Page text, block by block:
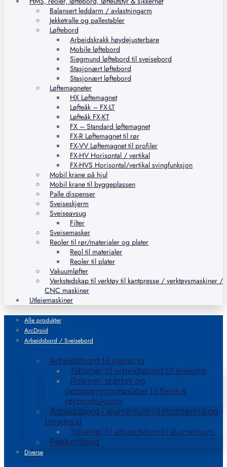
Balansert leddarm / avlastningarm
Jekketralle og pallestabler
Løftebord
Arbeidskrakk høydejusterbare
Mobile løftebord
Siegmund løftebord til sveisebord
Stasjonært løftebord
Stasjonært løftebord
Løftemagneter
HX Løftemagnet
Løfteåk – FX-LT
Løfteåk FX-KT
FX – Standard løftemagnet
FX-R Løftemagnet til rør
FX-VV Løftemagnet til profiler
FX-HV Horisontal / vertikal
FX-HVS Horisontal/vertikal svingfunksjon
Mobil krane på hjul
Mobil krane til byggeplassen
Palle dispenser
Sveiseskjerm
Sveiseavsug
Filter
Sveisemasker
Reoler til rør/materialer og plater
Reol til materialer
Reoler til plater
Vakuumløfter
Verkstedskap til verktøy til kantpresse / verktøysmaskiner /
CNC maskiner
Utleiemaskiner
Alle produkter
ArcDroid
Arbeidsbord / Sveisebord
Arbeidsbord til sveising
Tilbehør til arbeidsbord til svesing
Prismer, støtter og
oppspenningsplater til flens &
rørproduksjon
Arbeidsbord i aluminium til montering og
trearbeid
Tilbehør til arbeidsbord i aluminium
Pakketilbud
Diverse